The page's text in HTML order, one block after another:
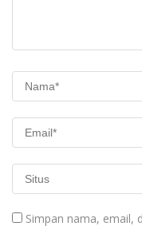
Simpan nama, email,